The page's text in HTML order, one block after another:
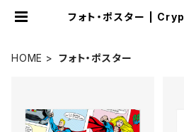
フォト・ポスター |
HOME フォト・ポスター